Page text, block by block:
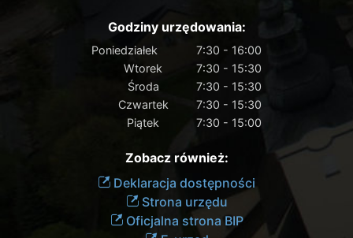
Godziny urzędowania:
Poniedziałek
7:30 - 16:00
Wtorek
7:30 - 15:30
Środa
7:30 - 15:30
Czwartek
7:30 - 15:30
Piątek
7:30 - 15:00
Zobacz również:
Deklaracja dostępności
Strona urzędu
Oficjalna strona BIP